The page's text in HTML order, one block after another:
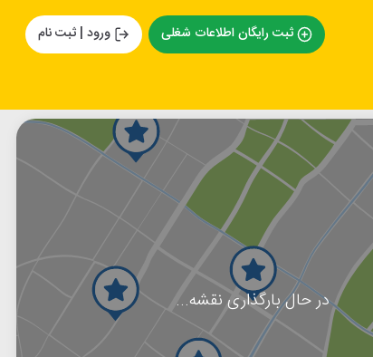
ثبت رایگان اطلاعات شغلی ورود | ثبت نام
در حال بارگذاری نقشه...